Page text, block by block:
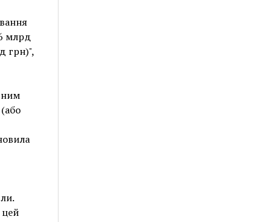
млрд
грн)",